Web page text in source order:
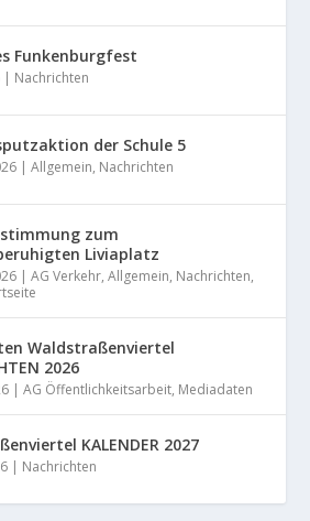
Funkenburgfest
| Nachrichten
der Schule 5
|Allgemein, Nachrichten
zum
Liviaplatz
|AG Verkehr,Allgemein, Nachrichten,
Waldstraßenviertel
2026
|AG Öffentlichkeitsarbeit, Mediadaten
KALENDER 2027
| Nachrichten